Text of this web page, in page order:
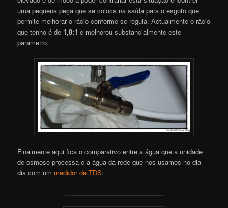
uma pequena peça que se coloca na saída para o esgoto que
permite melhorar o rácio conforme se regula. Actualmente o rácio
que tenho é de 1,8:1 e melhorou substancialmente este
parametro.
Finalmente aqui fica o comparativo entre a água que a unidade
de osmose processa e a água da rede que nos usamos no dia-
dia com um medidor de TDS: